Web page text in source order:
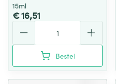
15ml
€ 16,51
Bestel